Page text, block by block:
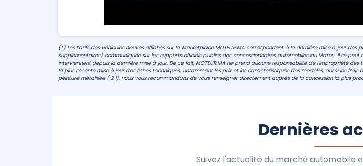
(*) Les tarifs des véhicules neuves affichés sur la Marketplace MOTEUR.MA correspondent à la dernière mise à jour des
supplémentaires) communiquée sur les supports officiels publics des concessionnaires automobiles au Maroc. Il se peut
interviennent depuis la dernière mise à jour. De ce fait, MOTEUR.MA ne prend aucune responsabilité de l'impropriété des
la plus récente mise à jour des fiches techniques, notamment les prix et les caractéristiques des modèles, aussi les frais
peinture métalisée ( 2 l), nous vous recommandons de vous renseigner directement auprès de la concession la plus
Dernières
Suivez l'actualité du marché automobile